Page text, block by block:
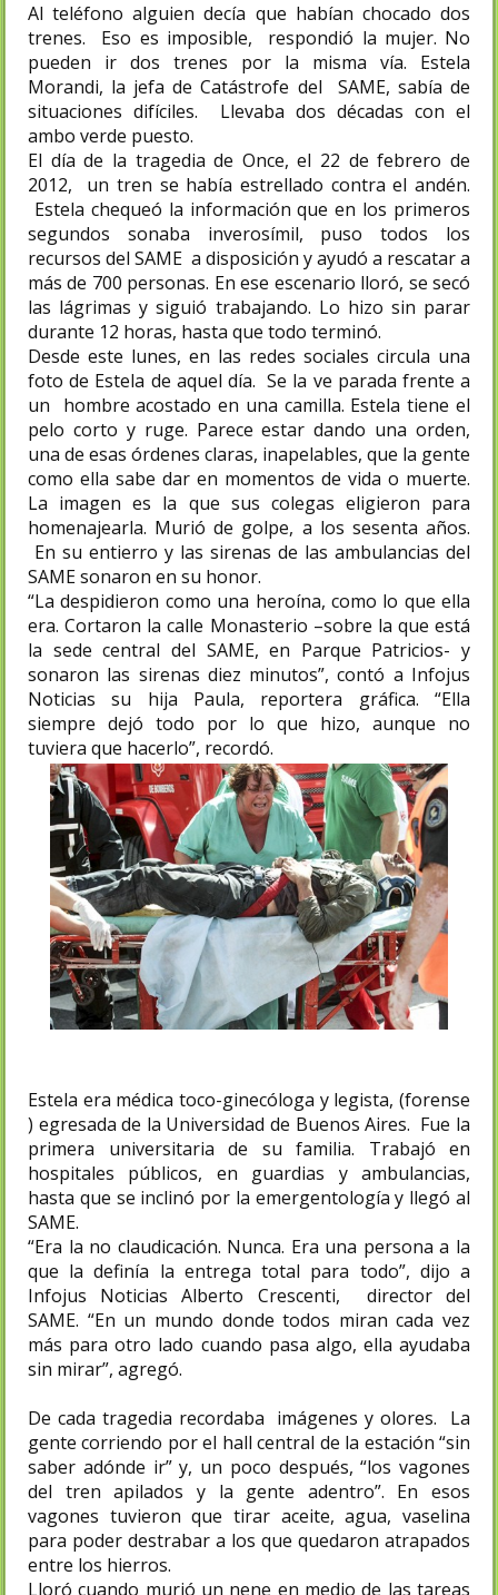
Al teléfono alguien decía que habían chocado dos
trenes. Eso es imposible, respondió la mujer. No
pueden ir dos trenes por la misma vía. Estela
Morandi, la jefa de Catástrofe del SAME, sabía de
situaciones difíciles. Llevaba dos décadas con el
ambo verde puesto.
El día de la tragedia de Once, el 22 de febrero de
2012, un tren se había estrellado contra el andén.
Estela chequeó la información que en los primeros
segundos sonaba inverosímil, puso todos los
recursos del SAME a disposición y ayudó a rescatar a
más de 700 personas. En ese escenario lloró, se secó
las lágrimas y siguió trabajando. Lo hizo sin parar
durante 12 horas, hasta que todo terminó.
Desde este lunes, en las redes sociales circula una
foto de Estela de aquel día. Se la ve parada frente a
un hombre acostado en una camilla. Estela tiene el
pelo corto y ruge. Parece estar dando una orden,
una de esas órdenes claras, inapelables, que la gente
como ella sabe dar en momentos de vida o muerte.
La imagen es la que sus colegas eligieron para
homenajearla. Murió de golpe, a los sesenta años.
En su entierro y las sirenas de las ambulancias del
SAME sonaron en su honor.
“La despidieron como una heroína, como lo que ella
era. Cortaron la calle Monasterio –sobre la que está
la sede central del SAME, en Parque Patricios- y
sonaron las sirenas diez minutos”, contó a Infojus
Noticias su hija Paula, reportera gráfica. “Ella
siempre dejó todo por lo que hizo, aunque no
tuviera que hacerlo”, recordó.
Estela era médica toco-ginecóloga y legista, (forense
) egresada de la Universidad de Buenos Aires. Fue la
primera universitaria de su familia. Trabajó en
hospitales públicos, en guardias y ambulancias,
hasta que se inclinó por la emergentología y llegó al
SAME.
“Era la no claudicación. Nunca. Era una persona a la
que la definía la entrega total para todo”, dijo a
Infojus Noticias Alberto Crescenti, director del
SAME. “En un mundo donde todos miran cada vez
más para otro lado cuando pasa algo, ella ayudaba
sin mirar”, agregó.
De cada tragedia recordaba imágenes y olores. La
gente corriendo por el hall central de la estación “sin
saber adónde ir” y, un poco después, “los vagones
del tren apilados y la gente adentro”. En esos
vagones tuvieron que tirar aceite, agua, vaselina
para poder destrabar a los que quedaron atrapados
entre los hierros.
Lloró cuando murió un nene en medio de las tareas